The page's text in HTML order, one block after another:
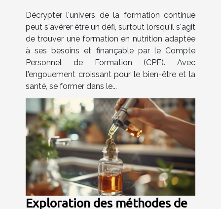
Décrypter l'univers de la formation continue
peut s'avérer être un défi, surtout lorsqu'il s'agit
de trouver une formation en nutrition adaptée
à ses besoins et finançable par le Compte
Personnel de Formation (CPF). Avec
l'engouement croissant pour le bien-être et la
santé, se former dans le...
Exploration des méthodes de